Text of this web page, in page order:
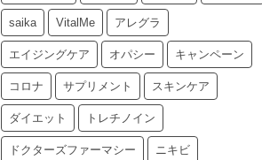
saika VitalMe アレグラ
エイジングケア オパシー キャンペーン
コロナ サプリメント スキンケア
ダイエット トレチノイン
ドクターズファーマシー ニキビ